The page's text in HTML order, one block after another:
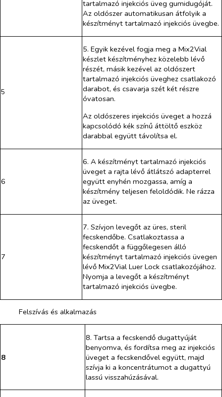
tartalmazó injekciós üveg gumidugóját.
Az oldószer automatikusan átfolyik a
készítményt tartalmazó injekciós üvegbe.
5
5. Egyik kezével fogja meg a Mix2Vial
készlet készítményhez közelebb lévő
részét, másik kezével az oldószert
tartalmazó injekciós üveghez csatlakozó
darabot, és csavarja szét két részre
óvatosan.
Az oldószeres injekciós üveget a hozzá
kapcsolódó kék színű áttöltő eszköz
darabbal együtt távolítsa el.
6
6. A készítményt tartalmazó injekciós
üveget a rajta lévő átlátszó adapterrel
együtt enyhén mozgassa, amíg a
készítmény teljesen feloldódik. Ne rázza
az üveget.
7
7. Szívjon levegőt az üres, steril
fecskendőbe. Csatlakoztassa a
fecskendőt a függőlegesen álló
készítményt tartalmazó injekciós üvegen
lévő Mix2Vial Luer Lock csatlakozójához.
Nyomja a levegőt a készítményt
tartalmazó injekciós üvegbe.
Felszívás és alkalmazás
8
8. Tartsa a fecskendő dugattyúját
benyomva, és fordítsa meg az injekciós
üveget a fecskendővel együtt, majd
szívja ki a koncentrátumot a dugattyú
lassú visszahúzásával.